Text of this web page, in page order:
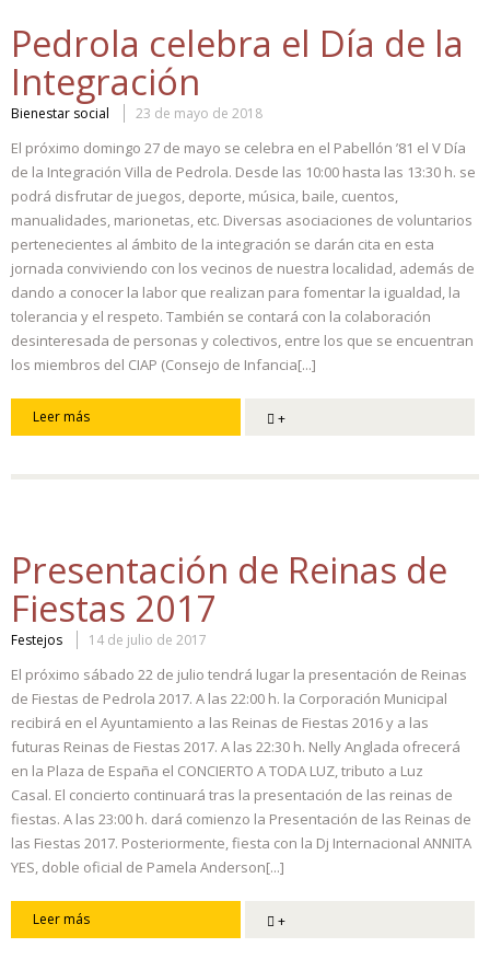
Pedrola celebra el Día de la
Integración
Bienestar social 23 de mayo de 2018
El próximo domingo 27 de mayo se celebra en el Pabellón ’81 el V Día
de la Integración Villa de Pedrola. Desde las 10:00 hasta las 13:30 h. se
podrá disfrutar de juegos, deporte, música, baile, cuentos,
manualidades, marionetas, etc. Diversas asociaciones de voluntarios
pertenecientes al ámbito de la integración se darán cita en esta
jornada conviviendo con los vecinos de nuestra localidad, además de
dando a conocer la labor que realizan para fomentar la igualdad, la
tolerancia y el respeto. También se contará con la colaboración
desinteresada de personas y colectivos, entre los que se encuentran
los miembros del CIAP (Consejo de Infancia[...]
Leer más +
Presentación de Reinas de
Fiestas 2017
Festejos 14 de julio de 2017
El próximo sábado 22 de julio tendrá lugar la presentación de Reinas
de Fiestas de Pedrola 2017. A las 22:00 h. la Corporación Municipal
recibirá en el Ayuntamiento a las Reinas de Fiestas 2016 y a las
futuras Reinas de Fiestas 2017. A las 22:30 h. Nelly Anglada ofrecerá
en la Plaza de España el CONCIERTO A TODA LUZ, tributo a Luz
Casal. El concierto continuará tras la presentación de las reinas de
fiestas. A las 23:00 h. dará comienzo la Presentación de las Reinas de
las Fiestas 2017. Posteriormente, fiesta con la Dj Internacional ANNITA
YES, doble oficial de Pamela Anderson[...]
Leer más +